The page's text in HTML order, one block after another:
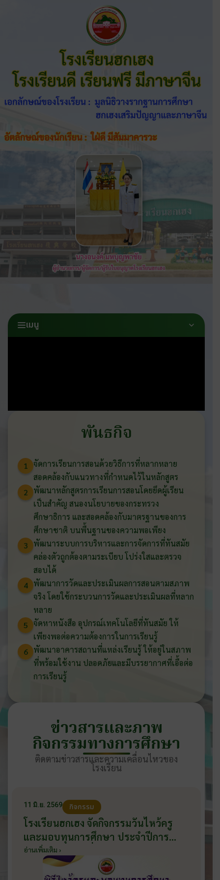
เมนู
พันธกิจ
1 จัดการเรียนการสอนด้วยวิธีการที่หลากหลาย
สอดคล้องกับแนวทางที่กำหนดไว้ในหลักสูตร
2
พัฒนาหลักสูตรการเรียนการสอนโดยยึดผู้เรียน
เป็นสำคัญ สนองนโยบายของกระทรวง
ศึกษาธิการ และสอดคล้องกับมาตรฐานของการ
ศึกษาชาติ บนพื้นฐานของความพอเพียง
3
พัฒนาระบบการบริหารและการจัดการที่ทันสมัย
คล่องตัวถูกต้องตามระเบียบ โปร่งใสและตรวจ
สอบได้
4 พัฒนาการวัดและประเมินผลการสอนตามสภาพ
จริง โดยใช้กระบวนการวัดและประเมินผลที่หลาก
หลาย
5 จัดหาหนังสือ อุปกรณ์เทคโนโลยีที่ทันสมัย ให้
เพียงพอต่อความต้องการในการเรียนรู้
6 พัฒนาอาคารสถานที่แหล่งเรียนรู้ ให้อยู่ในสภาพ
ที่พร้อมใช้งาน ปลอดภัยและมีบรรยากาศที่เอื้อต่อ
การเรียนรู้
ข่าวสารและภาพ
กิจกรรมทางการศึกษา
ติดตามข่าวสารและความเคลื่อนไหวของ
โรงเรียน
11 มิ.ย. 2569 กิจกรรม
โรงเรียนฮกเฮง จัดกิจกรรมวันไหว้ครู
และมอบทุนการศึกษา ประจำปีการ
ศึกษา 2569 วันที่ 11 มิถุนายน 2569
อ่านเพิ่มเติม ›